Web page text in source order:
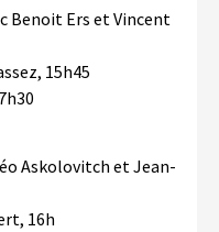
Benoit Ers et Vincent
15h45
Askolovitch et Jean-
16h